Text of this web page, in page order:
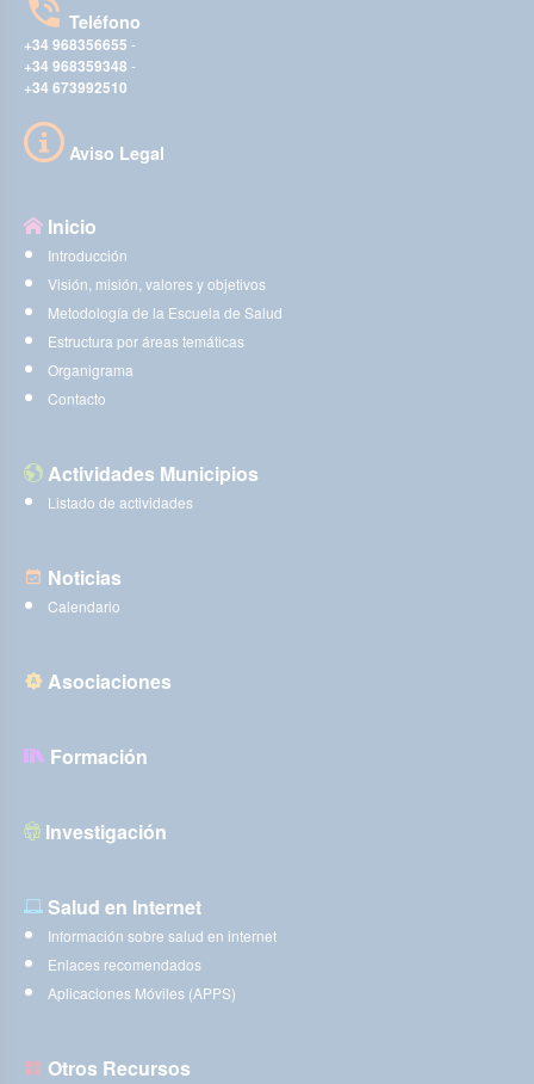
Teléfono
+34 968356655 -
+34 968359348 -
+34 673992510
Aviso Legal
Inicio
Introducción
Visión, misión, valores y objetivos
Metodología de la Escuela de Salud
Estructura por áreas temáticas
Organigrama
Contacto
Actividades Municipios
Listado de actividades
Noticias
Calendario
Asociaciones
Formación
Investigación
Salud en Internet
Información sobre salud en internet
Enlaces recomendados
Aplicaciones Móviles (APPS)
Otros Recursos